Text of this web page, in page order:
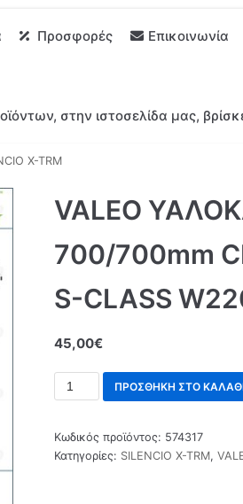
Προσφορές Επικοινωνία
στην ιστοσελίδα μας,
X-TRM
VALEO
700/700mm
S-CLASS
45,00€
ΠΡΟΣΘΉΚΗ ΣΤΟ
Κωδικός προϊόντος: 574317
Κατηγορίες: SILENCIO X-TRM,